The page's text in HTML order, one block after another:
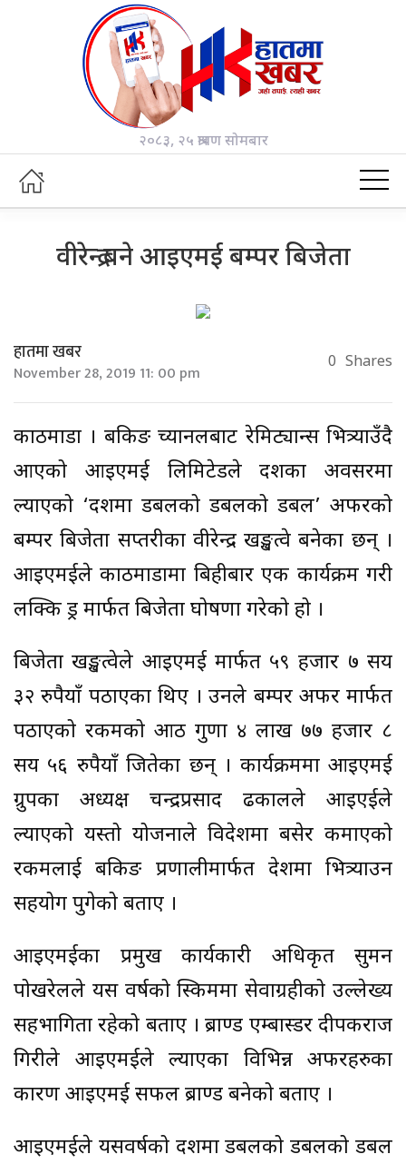
२०८३, २५ श्रावण सोमबार
वीरेन्द्र बने आइएमई बम्पर बिजेता
हातमा खबर
November 28, 2019 11: 00 pm 0 Shares
काठमाडौं । बैंकिङ च्यानलबाट रेमिट्यान्स भित्र्याउँदै
आएको आइएमई लिमिटेडले दशैंका अवसरमा
ल्याएको ‘दशैंमा डबलको डबलको डबल’ अफरको
बम्पर बिजेता सप्तरीका वीरेन्द्र खङ्खत्वे बनेका छन् ।
आइएमईले काठमाडौंमा बिहीबार एक कार्यक्रम गरी
लक्कि ड्र मार्फत बिजेता घोषणा गरेको हो ।
बिजेता खङ्खत्वेले आइएमई मार्फत ५९ हजार ७ सय
३२ रुपैयाँ पठाएका थिए । उनले बम्पर अफर मार्फत
पठाएको रकमको आठ गुणा ४ लाख ७७ हजार ८
सय ५६ रुपैयाँ जितेका छन् । कार्यक्रममा आइएमई
ग्रुपका अध्यक्ष चन्द्रप्रसाद ढकालले आइएईले
ल्याएको यस्तो योजनाले विदेशमा बसेर कमाएको
रकमलाई बैंकिङ प्रणालीमार्फत देशमा भित्र्याउन
सहयोग पुगेको बताए ।
आइएमईका प्रमुख कार्यकारी अधिकृत सुमन
पोखरेलले यस वर्षको स्किममा सेवाग्रहीको उल्लेख्य
सहभागिता रहेको बताए । ब्राण्ड एम्बास्डर दीपकराज
गिरीले आइएमईले ल्याएका विभिन्न अफरहरुका
कारण आइएमई सफल ब्राण्ड बनेको बताए ।
आइएमईले यसवर्षको दशैंमा डबलको डबलको डबल